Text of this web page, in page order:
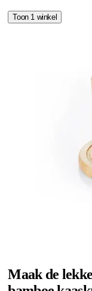
Toon 1 winkel
Maak de